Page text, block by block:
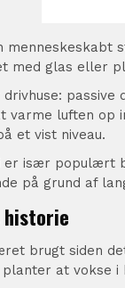
menneskeskabt
med glas eller
passive
varme luften op
et vist niveau.
er især populært
på grund af
historie
brugt siden
at vokse i